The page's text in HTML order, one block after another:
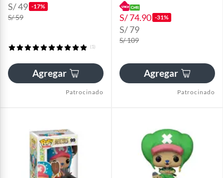
S/ 49 -17%
S/ 59
(1)
Agregar
Patrocinado
S/ 74.90 -31%
S/ 79
S/ 109
Agregar
Patrocinado